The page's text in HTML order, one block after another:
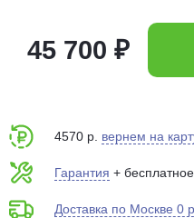
45 700 ₽
4570 р. вернем на
Гарантия +
Доставка по Москве 0
8 800